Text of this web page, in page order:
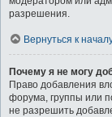
разрешения.
Вернуться к
Почему я не могу
Право добавления
форума, группы или
не разрешить